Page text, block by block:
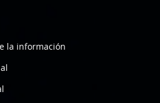
la información